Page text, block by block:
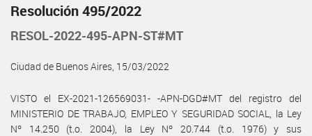
Resolución 495/2022
RESOL-2022-495-APN-ST#MT
Ciudad de Buenos Aires, 15/03/2022
VISTO el EX-2021-126569031- -APN-DGD#MT del registro del
MINISTERIO DE TRABAJO, EMPLEO Y SEGURIDAD SOCIAL, la Ley
Nº 14.250 (t.o. 2004), la Ley Nº 20.744 (t.o. 1976) y sus